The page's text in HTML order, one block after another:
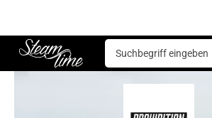
Steam time
Liquids YeTi Overdosed Sour Blue Razz NicSalt Liquid